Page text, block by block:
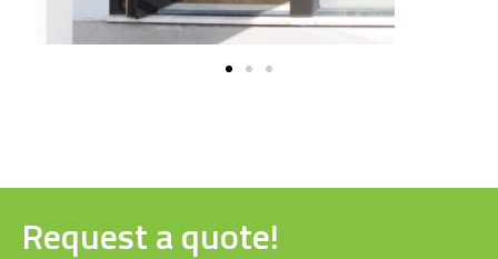
Request a quote!